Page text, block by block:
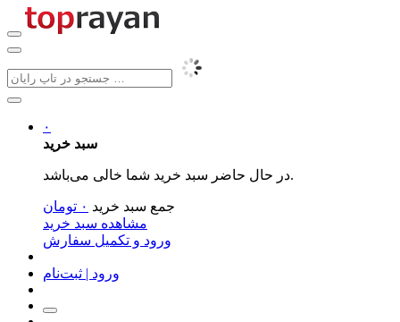
۰
سبد خرید
در حال حاضر سبد خرید شما خالی می‌باشد.
جمع سبد خرید ۰ تومان
مشاهده سبد خرید
ورود و تکمیل سفارش
ورود | ثبت‌نام